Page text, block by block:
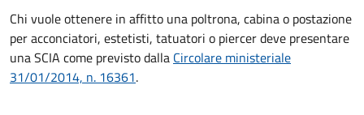
Chi vuole ottenere in affitto una poltrona, cabina o postazione
per acconciatori, estetisti, tatuatori o piercer deve presentare
una SCIA come previsto dalla Circolare ministeriale
31/01/2014, n. 16361.